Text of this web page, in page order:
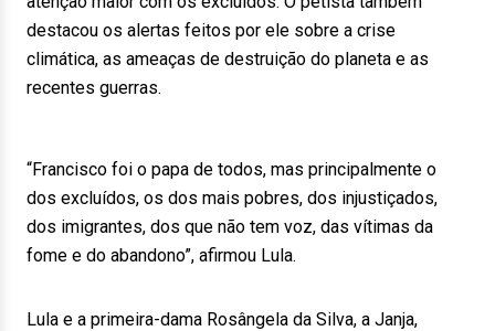
destacou os alertas feitos por ele sobre a crise
climática, as ameaças de destruição do planeta e as
recentes guerras.
“Francisco foi o papa de todos, mas principalmente o
dos excluídos, os dos mais pobres, dos injustiçados,
dos imigrantes, dos que não tem voz, das vítimas da
fome e do abandono”, afirmou Lula.
Lula e a primeira-dama Rosângela da Silva, a Janja,